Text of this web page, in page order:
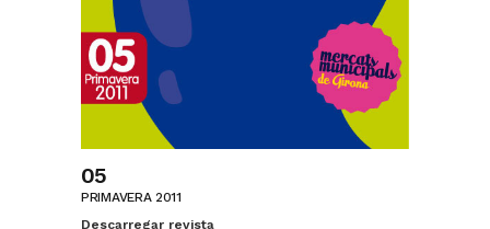
05
PRIMAVERA 2011
Descarregar revista